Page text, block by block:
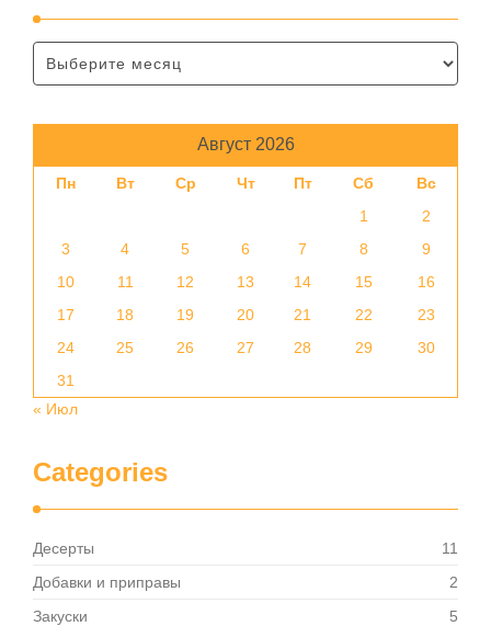
Август 2026
Пн Вт Ср Чт Пт Сб
Вс
1
2
3
4 5 6 7 8
9
10
11 12 13 14 15
16
17
18 19 20 21 22
23
24
25 26 27 28 29
30
31
« Июл
Categories
Десерты
11
Добавки и приправы
2
Закуски
5